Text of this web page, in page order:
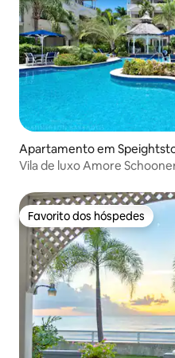
Apartamento em
Vila de luxo Amore
Favorito dos hóspedes
Favorito dos hóspedes